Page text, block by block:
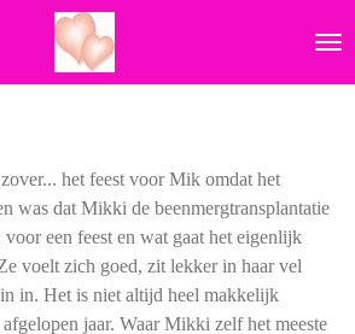
het feest voor Mik omdat het
was dat Mikki de beenmergtransplantatie
een feest en wat gaat het eigenlijk
voelt zich goed, zit lekker in haar vel
in. Het is niet altijd heel makkelijk
jaar. Waar Mikki zelf het meeste